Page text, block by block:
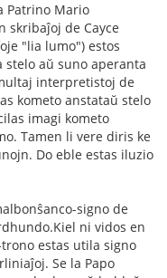
Patrino Mario
skribaĵoj de Cayce
"lia lumo") estos
aŭ suno aperanta
interpretistoj de
kometo anstataŭ stelo
imagi kometo
Tamen li vere diris ke
Do eble estas iluzio
signo de
ni vidos en
trono estas utila signo
Se la Papo